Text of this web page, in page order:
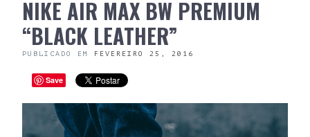
CONTENTNIKE AIR MAX BW PREMIUM
“BLACK LEATHER”
PUBLICADO EM FEVEREIRO 25, 2016
Save